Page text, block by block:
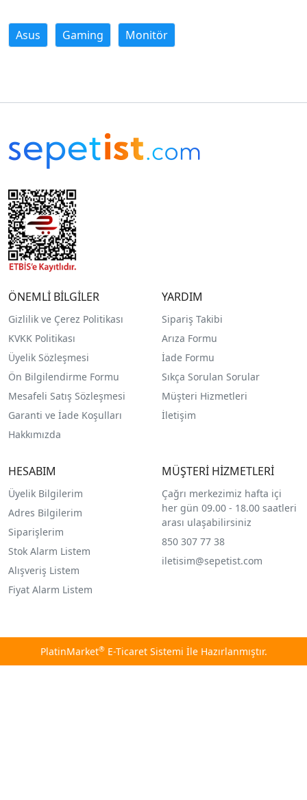
Asus Gaming Monitör
ÖNEMLİ BİLGİLER
Gizlilik ve Çerez Politikası
KVKK Politikası
Üyelik Sözleşmesi
Ön Bilgilendirme Formu
Mesafeli Satış Sözleşmesi
Garanti ve İade Koşulları
Hakkımızda
YARDIM
Sipariş Takibi
Arıza Formu
İade Formu
Sıkça Sorulan Sorular
Müşteri Hizmetleri
İletişim
HESABIM
Üyelik Bilgilerim
Adres Bilgilerim
Siparişlerim
Stok Alarm Listem
Alışveriş Listem
Fiyat Alarm Listem
MÜŞTERİ HİZMETLERİ
Çağrı merkezimiz hafta içi
her gün 09.00 - 18.00 saatleri
arası ulaşabilirsiniz
850 307 77 38
iletisim@sepetist.com
PlatinMarket®E-Ticaret Sistemi İle Hazırlanmıştır.